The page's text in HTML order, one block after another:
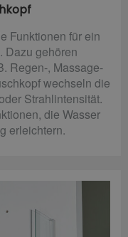
Funktionen für ein
Dazu gehören
Regen-, Massage-
wechseln die
Strahlintensität.
die Wasser
erleichtern.